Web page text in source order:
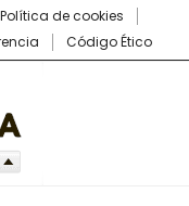
Política de cookies
Código Ético